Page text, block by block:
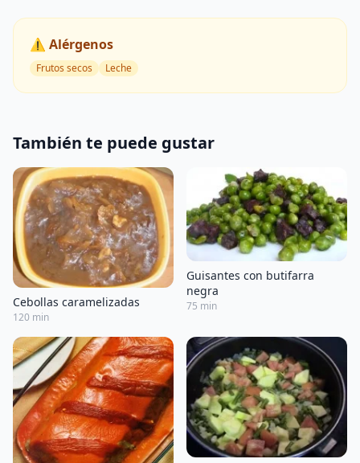
⚠️ Alérgenos
Frutos secos Leche
También te puede gustar
Cebollas caramelizadas
120 min
Guisantes con butifarra
negra
75 min